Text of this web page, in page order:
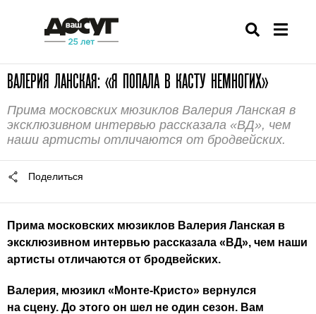
ВАЛЕРИЯ ЛАНСКАЯ: «Я ПОПАЛА В КАСТУ НЕМНОГИХ»
Прима московских мюзиклов Валерия Ланская в
эксклюзивном интервью рассказала «ВД», чем
наши артисты отличаются от бродвейских.
Поделиться
Прима московских мюзиклов Валерия Ланская в
эксклюзивном интервью рассказала «ВД», чем наши
артисты отличаются от бродвейских.
Валерия, мюзикл «Монте-Кристо» вернулся
на сцену. До этого он шел не один сезон. Вам